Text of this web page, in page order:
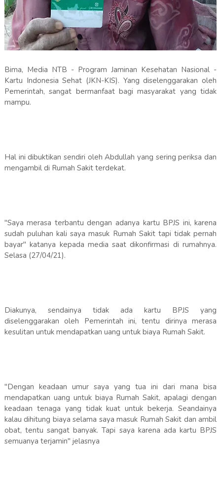
Bima, Media NTB - Program Jaminan Kesehatan Nasional -
Kartu Indonesia Sehat (JKN-KIS). Yang diselenggarakan oleh
Pemerintah, sangat bermanfaat bagi masyarakat yang tidak
mampu.
Hal ini dibuktikan sendiri oleh Abdullah yang sering periksa dan
mengambil di Rumah Sakit terdekat.
"Saya merasa terbantu dengan adanya kartu BPJS ini, karena
sudah puluhan kali saya masuk Rumah Sakit tapi tidak pernah
bayar" katanya kepada media saat dikonfirmasi di rumahnya.
Selasa (27/04/21).
Diakunya, sendainya tidak ada kartu BPJS yang
diselenggarakan oleh Pemerintah ini, tentu dirinya merasa
kesulitan untuk mendapatkan uang untuk biaya Rumah Sakit.
"Dengan keadaan umur saya yang tua ini dari mana bisa
mendapatkan uang untuk biaya Rumah Sakit, apalagi dengan
keadaan tenaga yang tidak kuat untuk bekerja. Seandainya
kalau dihitung biaya selama saya masuk Rumah Sakit dan ambil
obat, tentu sangat banyak. Tapi saya karena ada kartu BPJS
semuanya terjamin" jelasnya